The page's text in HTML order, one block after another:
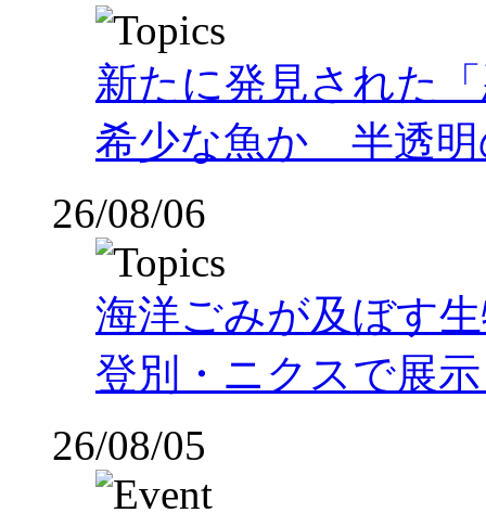
新たに発見された
希少な魚か 半透明
26/08/06
海洋ごみが及ぼす
登別・ニクスで展
26/08/05